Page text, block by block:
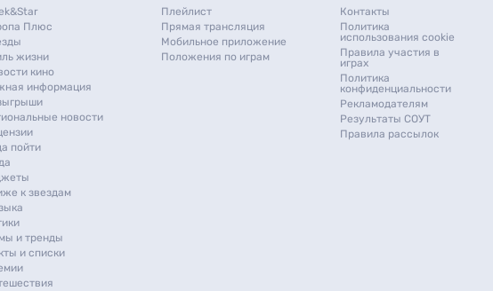
Плюс
жизни
кино
информация
новости
пойти
к звездам
и тренды
и списки
Плейлист
Прямая трансляция
Мобильное приложение
Положения по играм
Контакты
Политика
использования cookie
Правила участия в
играх
Политика
конфиденциальности
Рекламодателям
Результаты СОУТ
Правила рассылок